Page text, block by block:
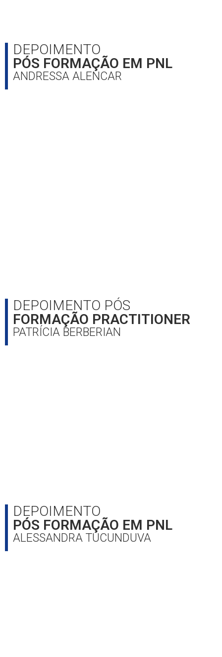
DEPOIMENTO
PÓS FORMAÇÃO EM PNL
ANDRESSA ALENCAR
DEPOIMENTO PÓS
FORMAÇÃO PRACTITIONER
PATRÍCIA BERBERIAN
DEPOIMENTO
PÓS FORMAÇÃO EM PNL
ALESSANDRA TUCUNDUVA